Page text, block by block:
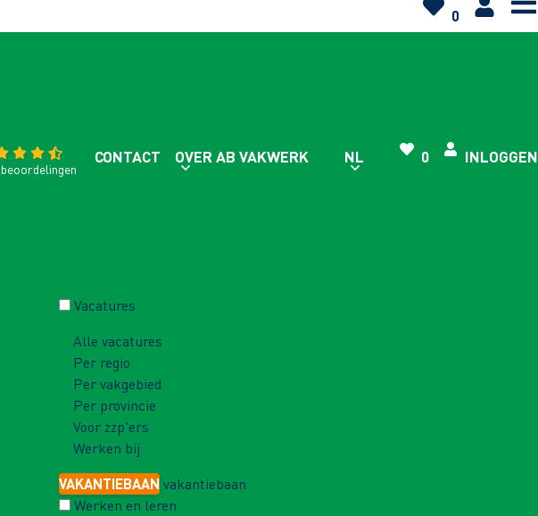
0
beoordelingen
CONTACT OVER AB VAKWERK NL 0 INLOGGEN
Vacatures
Alle vacatures
Per regio
Per vakgebied
Per provincie
Voor zzp'ers
Werken bij
VAKANTIEBAAN vakantiebaan
Werken en leren